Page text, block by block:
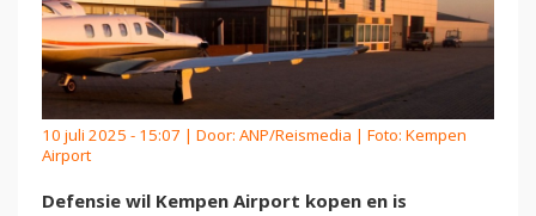
10 juli 2025 - 15:07 | Door: ANP/Reismedia | Foto: Kempen
Airport
Defensie wil Kempen Airport kopen en is